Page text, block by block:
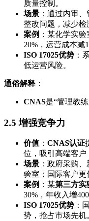
质量控制。
场景 ：通过内审
整改问题，减少检
案例 ：某化学实
20%，运营成本减
ISO 17025优势 ：
低运营风险。
通俗解释 ：
CNAS是“管理教
2.5 增强竞争力
价值 ： CNAS认证
位，吸引高端客户
场景 ：政府采购
验室；国际客户更
案例 ：某第三方实
30%，年收入增400
ISO 17025优势 ：
势，抢占市场先机